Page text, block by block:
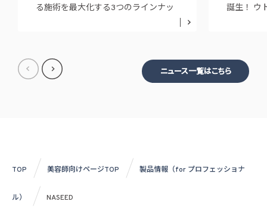
る施術を最大化する3つのラインナッ
誕生！ ウ
ニュース一覧はこちら
TOP 美容師向けページTOP 製品情報（for プロフェッショナ
ル） NASEED